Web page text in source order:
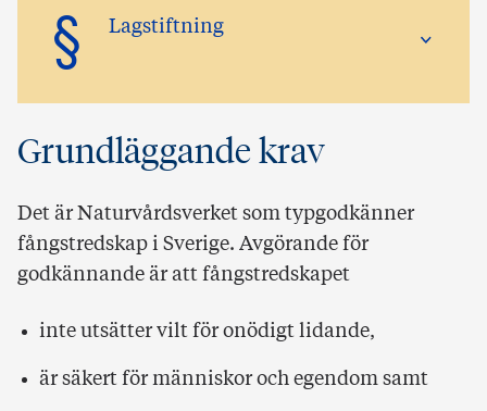
§ Lagstiftning
Grundläggande krav
Det är Naturvårdsverket som typgodkänner
fångstredskap i Sverige. Avgörande för
godkännande är att fångstredskapet
inte utsätter vilt för onödigt lidande,
är säkert för människor och egendom samt